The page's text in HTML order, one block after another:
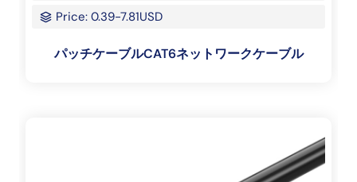
Price: 0.39-7.81USD
パッチケーブルCAT6ネットワークケーブル